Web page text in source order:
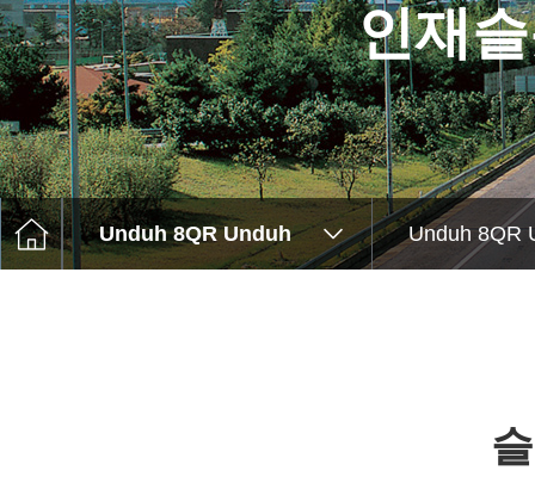
안전보건방침
기술경영
환경경영
찾아오시는길
해
인테
고객센터
인재
Unduh 8QR Unduh Unduh 8QR